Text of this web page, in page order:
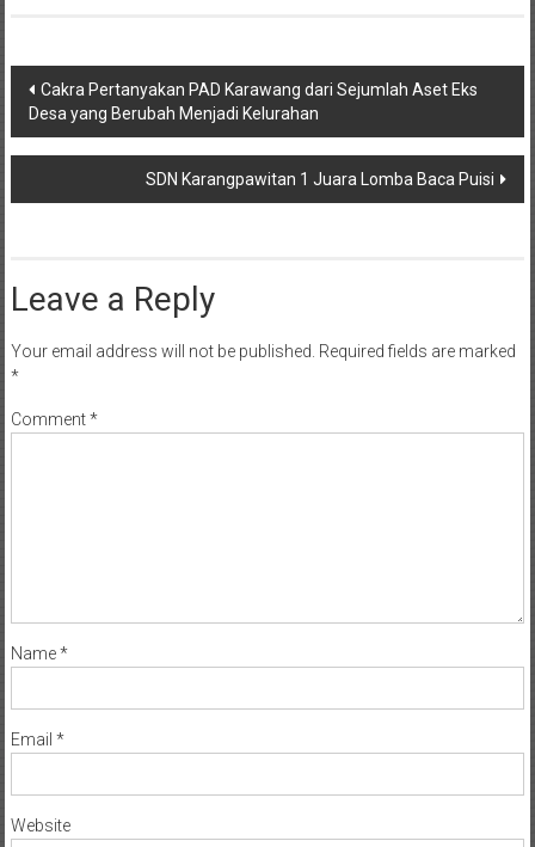
Post
navigation
Cakra Pertanyakan PAD Karawang dari Sejumlah Aset Eks
Desa yang Berubah Menjadi Kelurahan
SDN Karangpawitan 1 Juara Lomba Baca Puisi
Leave a Reply
Your email address will not be published. Required fields are marked
*
Comment*
Name*
Email *
Website